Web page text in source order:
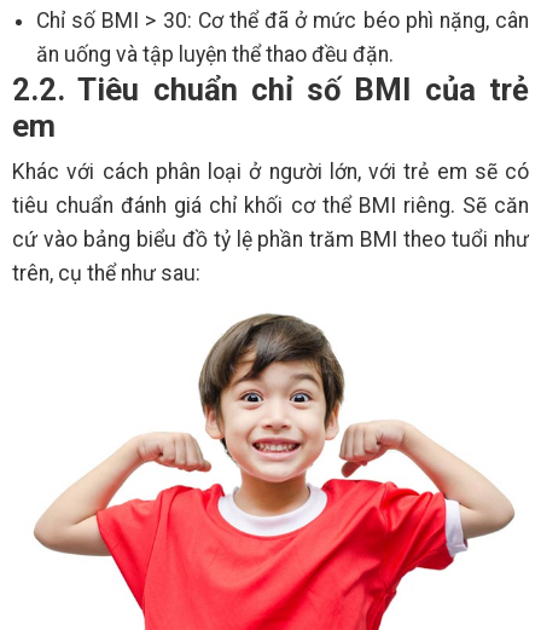
Chỉ số BMI > 30: Cơ thể đã ở mức béo phì nặng, cân
ăn uống và tập luyện thể thao đều đặn.
2.2. Tiêu chuẩn chỉ số BMI của trẻ
em
Khác với cách phân loại ở người lớn, với trẻ em sẽ có
tiêu chuẩn đánh giá chỉ khối cơ thể BMI riêng. Sẽ căn
cứ vào bảng biểu đồ tỷ lệ phần trăm BMI theo tuổi như
trên, cụ thể như sau: